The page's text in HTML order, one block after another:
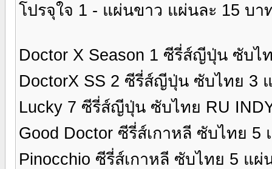
โปรจุใจ 1 - แผ่นขาว แผ่นละ 15 บ
Doctor X Season 1 ซีรี่ส์ญีปุ่น ซับไ
DoctorX SS 2 ซีรี่ส์ญีปุ่น ซับไทย 3
Lucky 7 ซีรี่ส์ญีปุ่น ซับไทย RU
Good Doctor ซีรี่ส์เกาหลี ซับไทย 5
Pinocchio ซีรี่ส์เกาหลี ซับไทย 5 แผ่